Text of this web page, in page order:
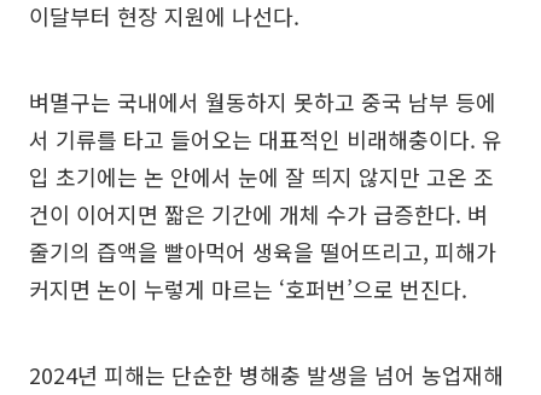
이달부터 현장 지원에 나선다.
벼멸구는 국내에서 월동하지 못하고 중국 남부 등에
서 기류를 타고 들어오는 대표적인 비래해충이다. 유
입 초기에는 논 안에서 눈에 잘 띄지 않지만 고온 조
건이 이어지면 짧은 기간에 개체 수가 급증한다. 벼
줄기의 즙액을 빨아먹어 생육을 떨어뜨리고, 피해가
커지면 논이 누렇게 마르는 ‘호퍼번’으로 번진다.
2024년 피해는 단순한 병해충 발생을 넘어 농업재해